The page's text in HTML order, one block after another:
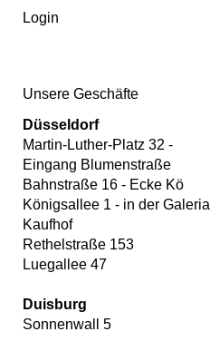
Login
Unsere Geschäfte
Düsseldorf
Martin-Luther-Platz 32 -
Eingang Blumenstraße
Bahnstraße 16 - Ecke Kö
Königsallee 1 - in der Galeria
Kaufhof
Rethelstraße 153
Luegallee 47
Duisburg
Sonnenwall 5